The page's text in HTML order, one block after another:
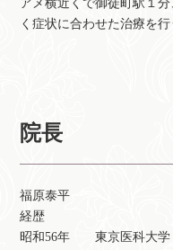
アメ横近くで御徒町駅１
く症状に合わせた治療を行
院長
福原泰平
経歴
昭和56年 東京医科大